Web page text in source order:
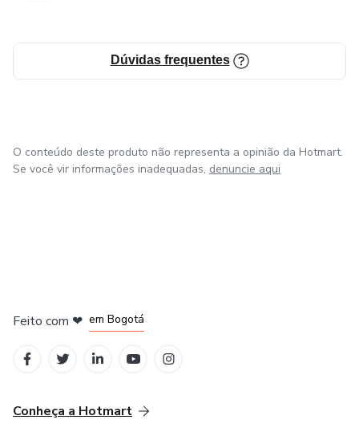
Dúvidas frequentes
O conteúdo deste produto não representa a opinião da Hotmart.
Se você vir informações inadequadas, denuncie aqui
Feito com ❤ em Bogotá
Conheça a Hotmart